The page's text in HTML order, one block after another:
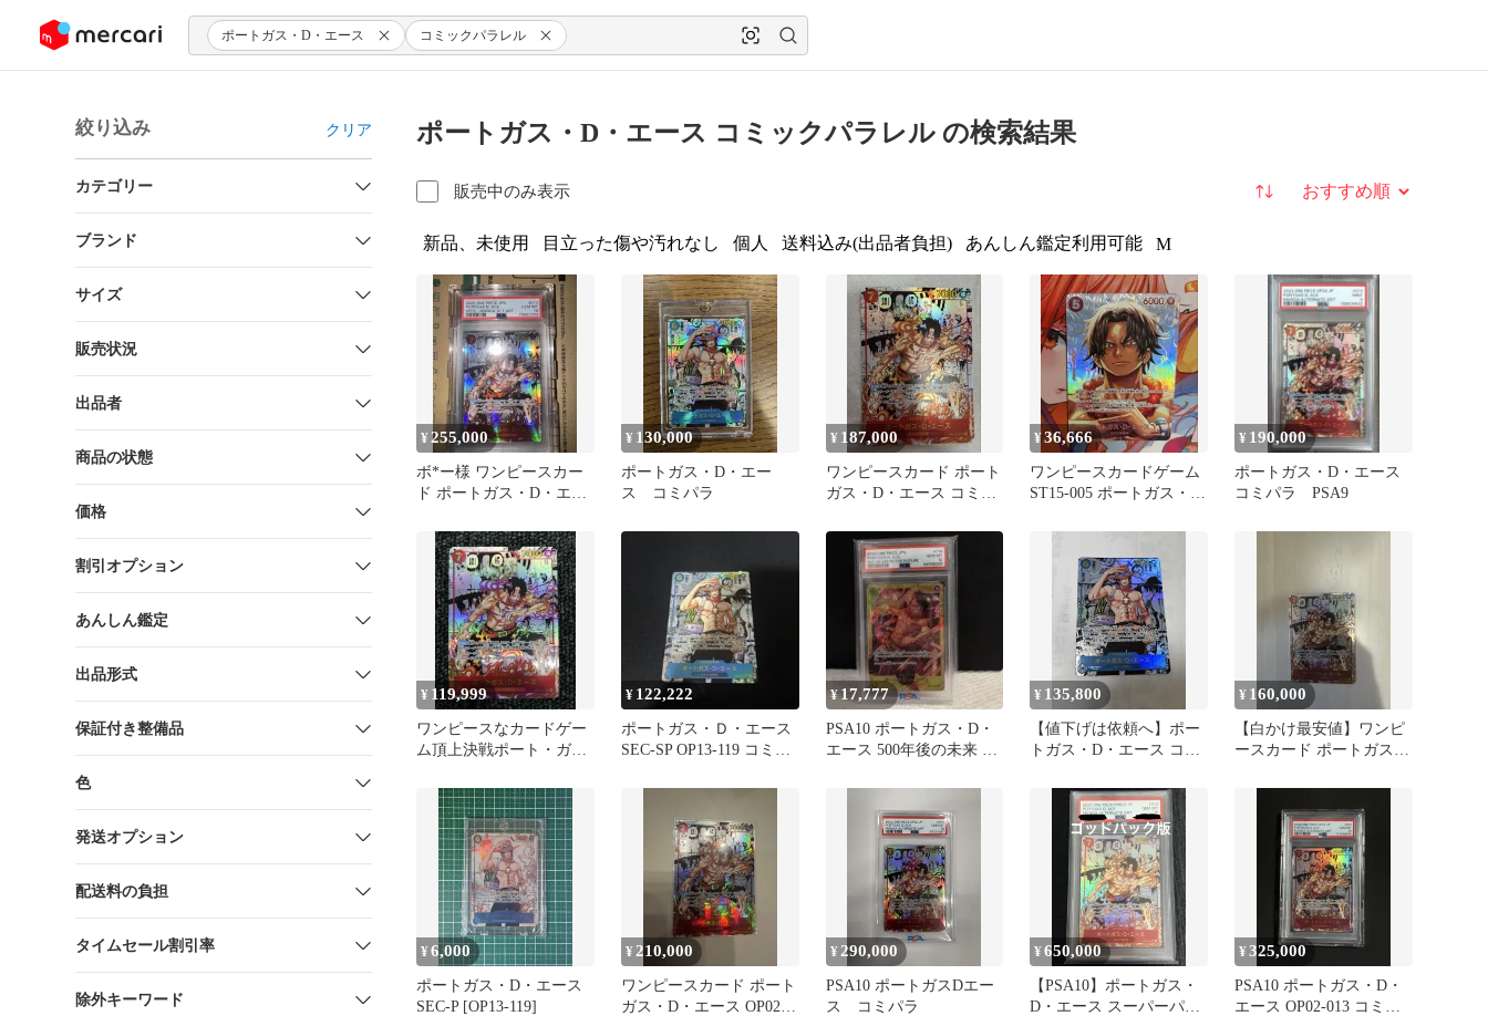
ツにスキップ ポートガス・D・エース コミックパラレル
絞り込み クリア
カテゴリー
ブランド
サイズ
販売状況
出品者
商品の状態
価格
割引オプション
あんしん鑑定
出品形式
保証付き整備品
色
発送オプション
配送料の負担
タイムセール割引率
除外キーワード
ポートガス・D・エース コミックパラレル の検索結果
販売中のみ表示 並び替え
新品、未使用 目立った傷や汚れなし 個人 送料込み(出品者負担) あんしん鑑定利用可能 M
¥ 255,000
ボ*ー様 ワンピースカー
ド ポートガス・D・エー
¥ 130,000
ポートガス・D・エー
ス コミパラ
¥ 187,000
ワンピースカード ポート
ガス・D・エース コミパ
¥36,666
ワンピースカードゲーム
ST15-005 ポートガス・
¥ 190,000
ポートガス・D・エース
コミパラ PSA9
¥ 119,999
ワンピースなカードゲー
ム頂上決戦ポート・ガ
クパラレル
¥ 122,222
ポートガス・Ｄ・エース
SEC-SP OP13-119 コミパ
¥17,777
PSA10 ポートガス・D・
エース 500年後の未来 ワ
¥ 135,800
【値下げは依頼へ】ポー
トガス・D・エース コミ
¥ 160,000
【白かけ最安値】ワンピ
ースカード ポートガス・
¥6,000
ポートガス・D・エース
SEC-P [OP13-119]
¥ 210,000
ワンピースカード ポート
ガス・D・エース OP02-
¥ 290,000
PSA10 ポートガスDエー
ス コミパラ
¥650,000
【PSA10】ポートガス・
D・エース スーパーパラ
¥325,000
PSA10 ポートガス・D・
エース OP02-013 コミパ